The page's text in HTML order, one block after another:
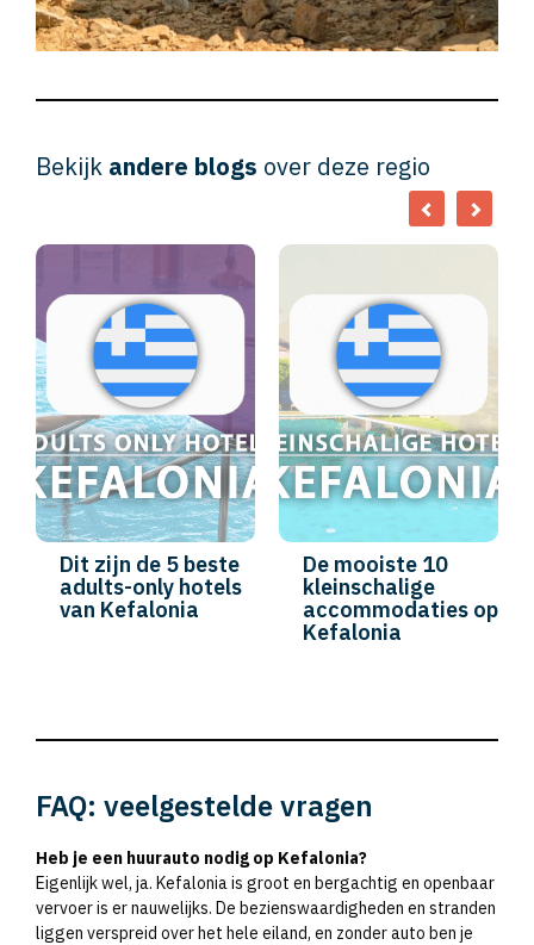
Bekijk andere blogs over deze regio
Dit zijn de 5 beste
adults-only hotels
van Kefalonia
De mooiste 10
kleinschalige
accommodaties op
Kefalonia
FAQ: veelgestelde vragen
Heb je een huurauto nodig op Kefalonia?
Eigenlijk wel, ja. Kefalonia is groot en bergachtig en openbaar
vervoer is er nauwelijks. De bezienswaardigheden en stranden
liggen verspreid over het hele eiland, en zonder auto ben je